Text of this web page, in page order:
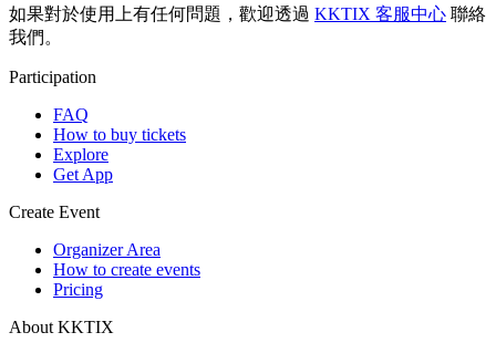
如果對於使用上有任何問題，歡迎透過 KKTIX 客服中心 聯絡
我們。
Participation
FAQ
How to buy tickets
Explore
Get App
Create Event
Organizer Area
How to create events
Pricing
About KKTIX